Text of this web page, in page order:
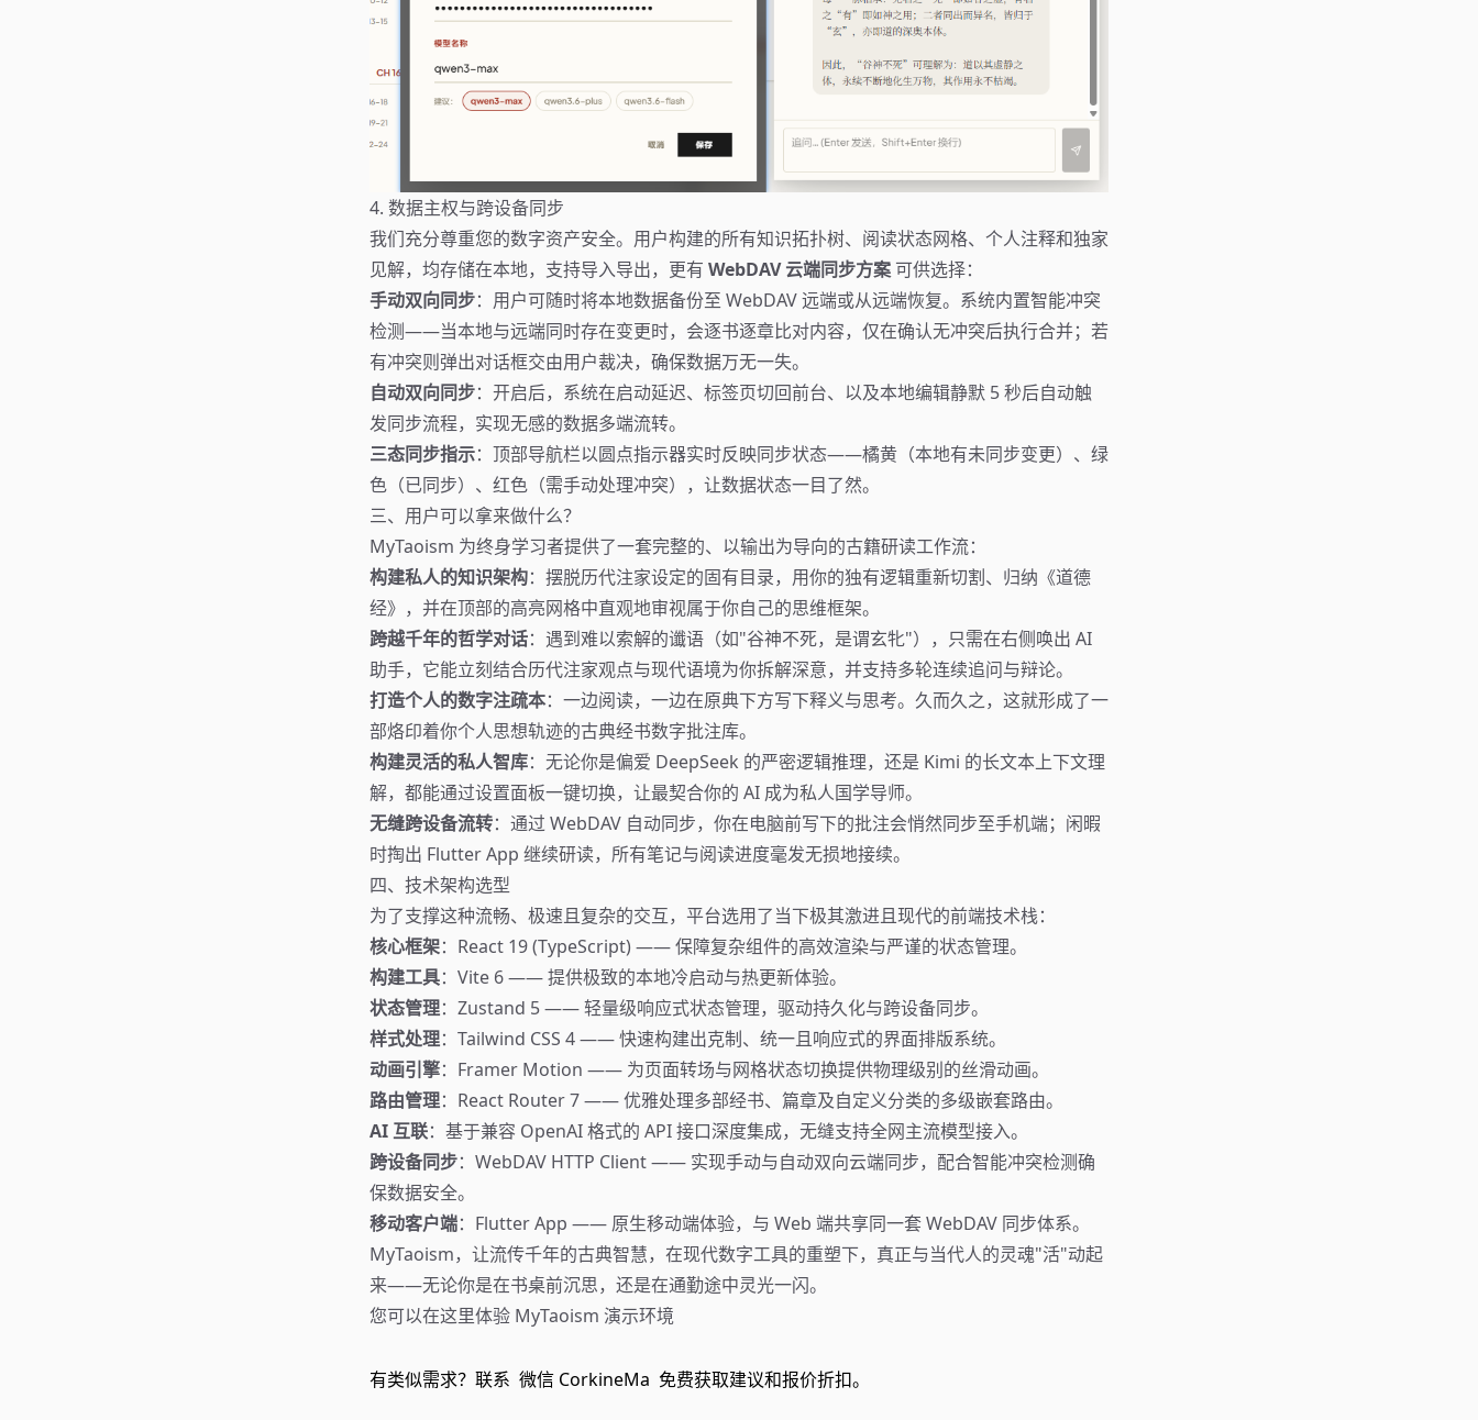
4. 数据主权与跨设备同步
我们充分尊重您的数字资产安全。用户构建的所有知识拓扑树、阅读状态网格、个人注释和独家
见解，均存储在本地，支持导入导出，更有 WebDAV 云端同步方案 可供选择：
手动双向同步：用户可随时将本地数据备份至 WebDAV 远端或从远端恢复。系统内置智能冲突
检测——当本地与远端同时存在变更时，会逐书逐章比对内容，仅在确认无冲突后执行合并；若
有冲突则弹出对话框交由用户裁决，确保数据万无一失。
自动双向同步：开启后，系统在启动延迟、标签页切回前台、以及本地编辑静默 5 秒后自动触
发同步流程，实现无感的数据多端流转。
三态同步指示：顶部导航栏以圆点指示器实时反映同步状态——橘黄（本地有未同步变更）、绿
色（已同步）、红色（需手动处理冲突），让数据状态一目了然。
三、用户可以拿来做什么？
MyTaoism 为终身学习者提供了一套完整的、以输出为导向的古籍研读工作流：
构建私人的知识架构：摆脱历代注家设定的固有目录，用你的独有逻辑重新切割、归纳《道德
经》，并在顶部的高亮网格中直观地审视属于你自己的思维框架。
跨越千年的哲学对话：遇到难以索解的谶语（如"谷神不死，是谓玄牝"），只需在右侧唤出 AI
助手，它能立刻结合历代注家观点与现代语境为你拆解深意，并支持多轮连续追问与辩论。
打造个人的数字注疏本：一边阅读，一边在原典下方写下释义与思考。久而久之，这就形成了一
部烙印着你个人思想轨迹的古典经书数字批注库。
构建灵活的私人智库：无论你是偏爱 DeepSeek 的严密逻辑推理，还是 Kimi 的长文本上下文理
解，都能通过设置面板一键切换，让最契合你的 AI 成为私人国学导师。
无缝跨设备流转：通过 WebDAV 自动同步，你在电脑前写下的批注会悄然同步至手机端；闲暇
时掏出 Flutter App 继续研读，所有笔记与阅读进度毫发无损地接续。
四、技术架构选型
为了支撑这种流畅、极速且复杂的交互，平台选用了当下极其激进且现代的前端技术栈：
核心框架：React 19 (TypeScript) —— 保障复杂组件的高效渲染与严谨的状态管理。
构建工具：Vite 6 —— 提供极致的本地冷启动与热更新体验。
状态管理：Zustand 5 —— 轻量级响应式状态管理，驱动持久化与跨设备同步。
样式处理：Tailwind CSS 4 —— 快速构建出克制、统一且响应式的界面排版系统。
动画引擎：Framer Motion —— 为页面转场与网格状态切换提供物理级别的丝滑动画。
路由管理：React Router 7 —— 优雅处理多部经书、篇章及自定义分类的多级嵌套路由。
AI 互联：基于兼容 OpenAI 格式的 API 接口深度集成，无缝支持全网主流模型接入。
跨设备同步：WebDAV HTTP Client —— 实现手动与自动双向云端同步，配合智能冲突检测确
保数据安全。
移动客户端：Flutter App —— 原生移动端体验，与 Web 端共享同一套 WebDAV 同步体系。
MyTaoism，让流传千年的古典智慧，在现代数字工具的重塑下，真正与当代人的灵魂"活"动起
来——无论你是在书桌前沉思，还是在通勤途中灵光一闪。
您可以在这里体验 MyTaoism 演示环境
有类似需求？联系 微信 CorkineMa 免费获取建议和报价折扣。